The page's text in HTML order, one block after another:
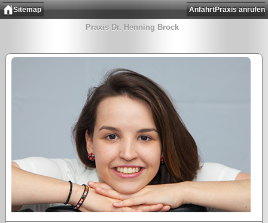
Sitemap Praxis anrufen
Anfahrt
Praxis Dr. Henning Brock